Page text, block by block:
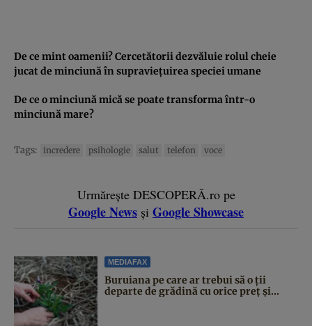
De ce mint oamenii? Cercetătorii dezvăluie rolul cheie
jucat de minciună în supravieţuirea speciei umane
De ce o minciună mică se poate transforma într-o
minciună mare?
Tags: incredere psihologie salut telefon voce
Urmărește DESCOPERĂ.ro pe
Google News și Google Showcase
MEDIAFAX
Buruiana pe care ar trebui să o ții
departe de grădină cu orice preț și...